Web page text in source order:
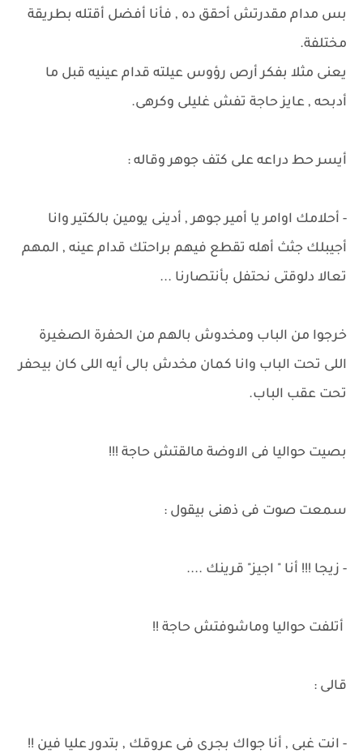
بس مدام مقدرتش أحقق ده , فأنا أفضل أقتله بطريقة
مختلفة.
يعنى مثلا بفكر أرص رؤوس عيلته قدام عينيه قبل ما
أدبحه , عايز حاجة تفش غليلى وكرهى.
أيسر حط دراعه على كتف جوهر وقاله :
- أحلامك اوامر يا أمير جوهر , أدينى يومين بالكتير وانا
أجيبلك جثث أهله تقطع فيهم براحتك قدام عينه , المهم
تعالا دلوقتى نحتفل بأنتصارنا ...
خرجوا من الباب ومخدوش بالهم من الحفرة الصغيرة
اللى تحت الباب وانا كمان مخدش بالى أيه اللى كان بيحفر
تحت عقب الباب.
بصيت حواليا فى الاوضة مالقتش حاجة !!!
سمعت صوت فى ذهنى بيقول :
- زيجا !!! أنا " اجيز" قرينك ....
أتلفت حواليا وماشوفتش حاجة !!
قالى :
- انت غبى , أنا جواك بجرى فى عروقك , بتدور عليا فين !!